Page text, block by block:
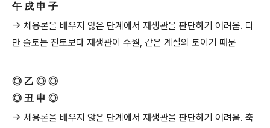
午 戌 申 子
→ 체용론을 배우지 않은 단계에서 재생관을 판단하기 어려움. 다
만 술토는 진토보다 재생관이 수월, 같은 계절의 토이기 때문
◎ 乙 ◎ ◎
◎ 丑 申 ◎
→ 체용론을 배우지 않은 단계에서 재생관을 판단하기 어려움. 축